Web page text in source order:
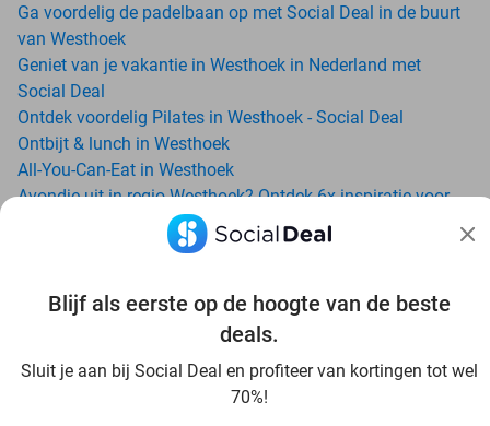
Blijf als eerste op de hoogte van de beste
deals.
Sluit je aan bij Social Deal en profiteer van kortingen tot wel
70%!
Ga voordelig de padelbaan op met Social Deal in de buurt
van Westhoek
Geniet van je vakantie in Westhoek in Nederland met
Social Deal
Ontdek voordelig Pilates in Westhoek - Social Deal
Ontbijt & lunch in Westhoek
All-You-Can-Eat in Westhoek
Avondje uit in regio Westhoek? Ontdek 6x inspiratie voor
een onvergetelijke avond
Bellewaerde Aquapark: zoveel zwemplezier, da’s nie
Date ideeën voor Westhoek en omgeving: ontdek 16 tips
de beste dierentuin van Europa
Ontdek de beste restaurants in Westhoek via Social Deal